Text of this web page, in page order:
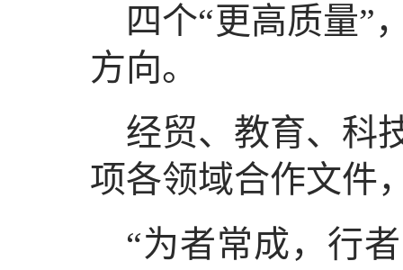
四个“更高质量”
方向。
经贸、教育、科
项各领域合作文件
“为者常成，行